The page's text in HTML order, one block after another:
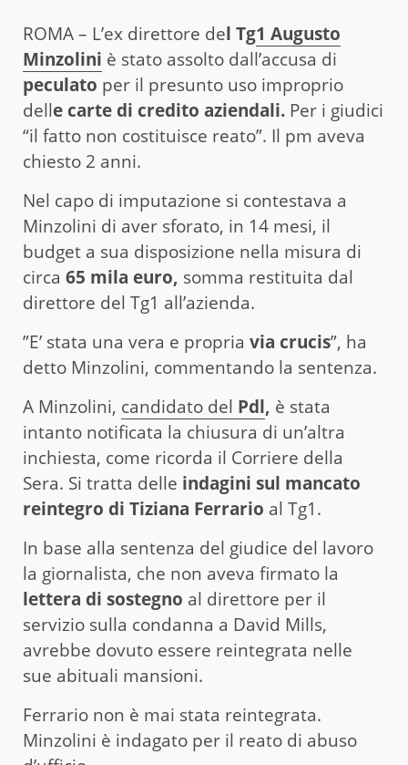
ROMA – L’ex direttore del Tg1 Augusto
Minzolini è stato assolto dall’accusa di
peculato per il presunto uso improprio
delle carte di credito aziendali. Per i giudici
“il fatto non costituisce reato”. Il pm aveva
chiesto 2 anni.
Nel capo di imputazione si contestava a
Minzolini di aver sforato, in 14 mesi, il
budget a sua disposizione nella misura di
circa 65 mila euro, somma restituita dal
direttore del Tg1 all’azienda.
”E’ stata una vera e propria via crucis”, ha
detto Minzolini, commentando la sentenza.
A Minzolini, candidato del Pdl, è stata
intanto notificata la chiusura di un’altra
inchiesta, come ricorda il Corriere della
Sera. Si tratta delle indagini sul mancato
reintegro di Tiziana Ferrario al Tg1.
In base alla sentenza del giudice del lavoro
la giornalista, che non aveva firmato la
lettera di sostegno al direttore per il
servizio sulla condanna a David Mills,
avrebbe dovuto essere reintegrata nelle
sue abituali mansioni.
Ferrario non è mai stata reintegrata.
Minzolini è indagato per il reato di abuso